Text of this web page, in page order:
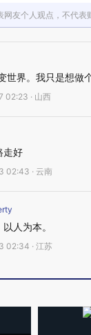
网友个人观点，不代表
世界。我只是想做
· 山西
走好
02:43 · 云南
人为本。
02:34 · 江苏